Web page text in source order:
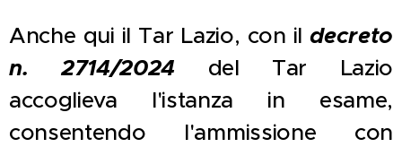
Anche qui il Tar Lazio, con ildecreto
n. 2714/2024 del Tar Lazio
accoglieva l'istanza in esame,
consentendo l'ammissione con